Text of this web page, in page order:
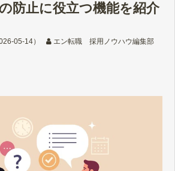
採用事例
セミナー情報
防止に役立つ機能を紹介
05-14）
エン転職 採用ノウハウ編集部